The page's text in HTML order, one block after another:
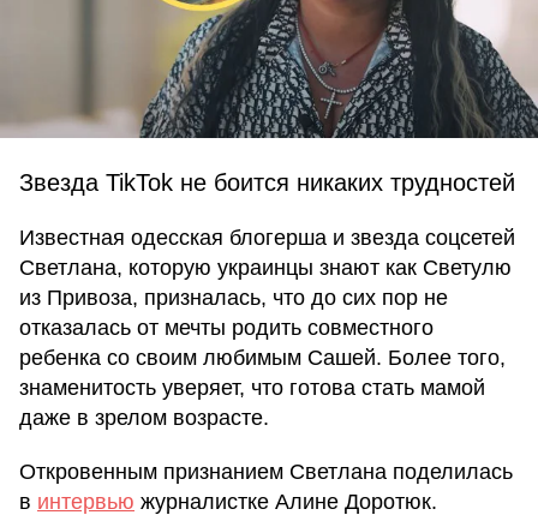
Звезда TikTok не боится никаких трудностей
Известная одесская блогерша и звезда соцсетей
Светлана, которую украинцы знают как Светулю
из Привоза, призналась, что до сих пор не
отказалась от мечты родить совместного
ребенка со своим любимым Сашей. Более того,
знаменитость уверяет, что готова стать мамой
даже в зрелом возрасте.
Откровенным признанием Светлана поделилась
в интервью журналистке Алине Доротюк.